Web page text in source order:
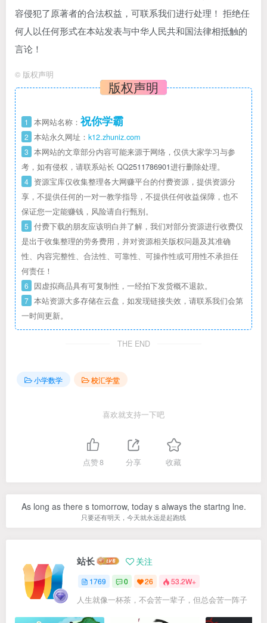
容侵犯了原著者的合法权益，可联系我们进行处理！ 拒绝任
何人以任何形式在本站发表与中华人民共和国法律相抵触的
言论！
© 版权声明
版权声明
1 本网站名称： 祝你学霸
2 本站永久网址： k12.zhuniz.com
3 本网站的文章部分内容可能来源于网络，仅供大家学习与参
考，如有侵权，请联系站长 QQ2511786901进行删除处理。
4 资源宝库仅收集整理各大网赚平台的付费资源，提供资源分
享，不提供任何的一对一教学指导，不提供任何收益保障，也不
保证您一定能赚钱，风险请自行甄别。
5 付费下载的朋友应该明白并了解，我们对部分资源进行收费仅
是出于收集整理的劳务费用，并对资源相关版权问题及其准确
性、内容完整性、合法性、可靠性、可操作性或可用性不承担任
何责任！
6 因虚拟商品具有可复制性，一经拍下发货概不退款。
7 本站资源大多存储在云盘，如发现链接失效，请联系我们会第
一时间更新。
THE END
小学数学 校汇学堂
喜欢就支持一下吧
点赞8 分享 收藏
As long as there s tomorrow, today s always the startng lne.
只要还有明天，今天就永远是起跑线
站长 关注
1769 0 26 53.2W+
人生就像一杯茶，不会苦一辈子，但总会苦一阵子